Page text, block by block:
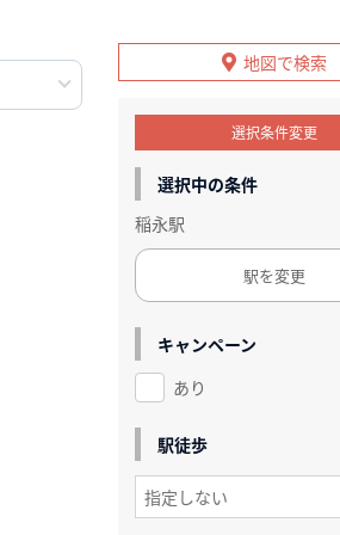
地図で検索
選択条件変更
選択中の条件
稲永駅
駅を変更
キャンペーン
あり
駅徒歩